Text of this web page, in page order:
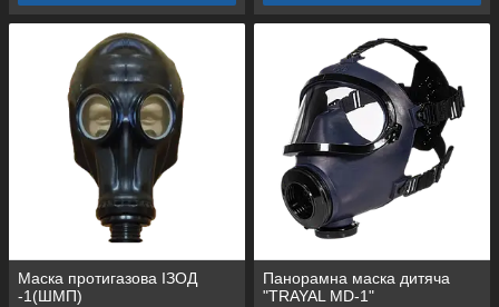
Маска протигазова ІЗОД
-1(ШМП)
Панорамна маска дитяча
"TRAYAL MD-1"